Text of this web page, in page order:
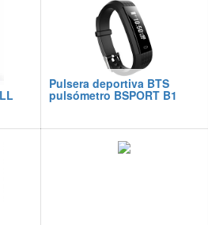
Pulsera deportiva BTS
pulsómetro BSPORT B1